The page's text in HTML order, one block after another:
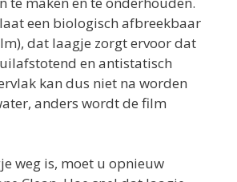
laat een biologisch afbreekbaar
dat laagje zorgt ervoor dat
en antistatisch
kan dus niet na worden
anders wordt de film
weg is, moet u opnieuw